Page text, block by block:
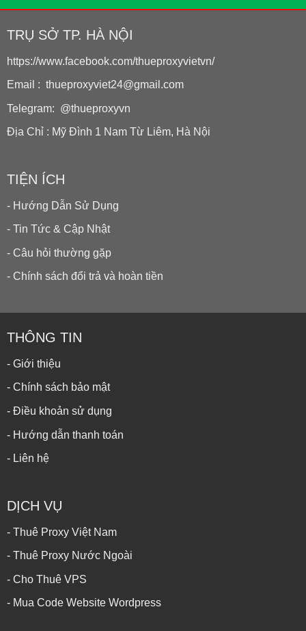
TRỤ SỞ TP. HÀ NỘI
https://www.facebook.com/thueproxyvietvn/
Email : thueproxyviet24@gmail.com
Telegram: @thueproxyvn
Địa Chỉ : Mỹ Đình 1 Nam Từ Liêm, Hà Nội
TIỆN ÍCH
- Hướng Dẫn Sử Dụng
- Tin Tức & Cập Nhật
- Câu hỏi thường gặp
- Chính sách đổi trả và hoàn tiền
THÔNG TIN
- Giới thiệu
- Chính sách bảo mật
- Điều khoản sử dụng
- Hướng dẫn thanh toán
- Liên hệ
DỊCH VỤ
- Thuê Proxy Việt Nam
- Thuê Proxy Nước Ngoài
- Cho Thuê VPS
- Mua Code Website Wordpress